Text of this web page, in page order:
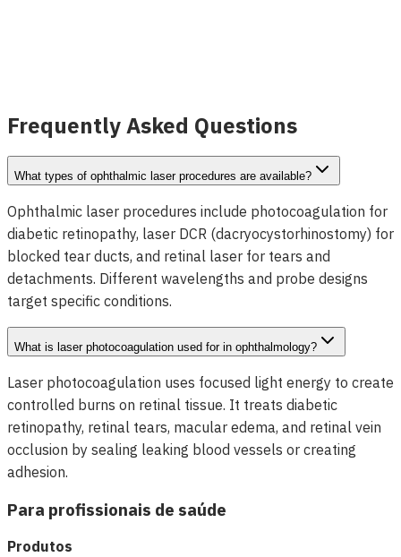
Frequently Asked Questions
What types of ophthalmic laser procedures are available?
Ophthalmic laser procedures include photocoagulation for
diabetic retinopathy, laser DCR (dacryocystorhinostomy) for
blocked tear ducts, and retinal laser for tears and
detachments. Different wavelengths and probe designs
target specific conditions.
What is laser photocoagulation used for in ophthalmology?
Laser photocoagulation uses focused light energy to create
controlled burns on retinal tissue. It treats diabetic
retinopathy, retinal tears, macular edema, and retinal vein
occlusion by sealing leaking blood vessels or creating
adhesion.
Para profissionais de saúde
Produtos